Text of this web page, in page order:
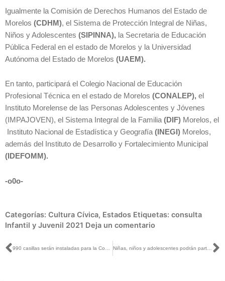
Igualmente la Comisión de Derechos Humanos del Estado de
Morelos (CDHM), el Sistema de Protección Integral de Niñas,
Niños y Adolescentes (SIPINNA), la Secretaria de Educación
Pública Federal en el estado de Morelos y la Universidad
Autónoma del Estado de Morelos (UAEM).
En tanto, participará el Colegio Nacional de Educación
Profesional Técnica en el estado de Morelos (CONALEP), el
Instituto Morelense de las Personas Adolescentes y Jóvenes
(IMPAJOVEN), el Sistema Integral de la Familia(DIF) Morelos, el
Instituto Nacional de Estadística y Geografía(INEGI) Morelos,
además del Instituto de Desarrollo y Fortalecimiento Municipal
(IDEFOMM).
-o0o-
Categorías: Cultura Cívica, Estados Etiquetas: consulta
Infantil y Juvenil 2021 Deja un comentario
Ant 990 casillas serán instaladas para la Consulta Infantil y Juvenil 2021 en el estado: INE Puebla Niñas, niños y adolescentes podrán participar en la Consulta Infantil y Juvenil durante todo noviembre: INE San Luis Potosí